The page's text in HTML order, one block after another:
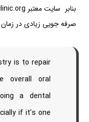
صرفه جویی زیادی در
is to repair
overall oral
a dental
if it’s one